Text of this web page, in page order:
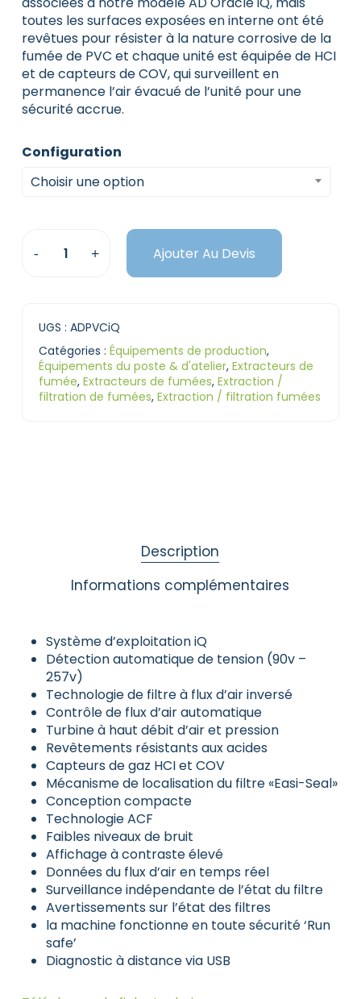
toutes les surfaces exposées en interne ont été
revêtues pour résister à la nature corrosive de la
fumée de PVC et chaque unité est équipée de HCI
et de capteurs de COV, qui surveillent en
permanence l’air évacué de l’unité pour une
sécurité accrue.
Configuration
Choisir une option
Ajouter Au Devis
UGS : ADPVCiQ
Catégories : Équipements de production,
Équipements du poste & d'atelier, Extracteurs de
fumée, Extracteurs de fumées, Extraction /
filtration de fumées, Extraction / filtration fumées
Description
Informations complémentaires
Système d’exploitation iQ
Détection automatique de tension (90v –
257v)
Technologie de filtre à flux d’air inversé
Contrôle de flux d’air automatique
Turbine à haut débit d’air et pression
Revêtements résistants aux acides
Capteurs de gaz HCI et COV
Mécanisme de localisation du filtre «Easi-Seal»
Conception compacte
Technologie ACF
Faibles niveaux de bruit
Affichage à contraste élevé
Données du flux d’air en temps réel
Surveillance indépendante de l’état du filtre
Avertissements sur l’état des filtres
la machine fonctionne en toute sécurité ‘Run
safe’
Diagnostic à distance via USB